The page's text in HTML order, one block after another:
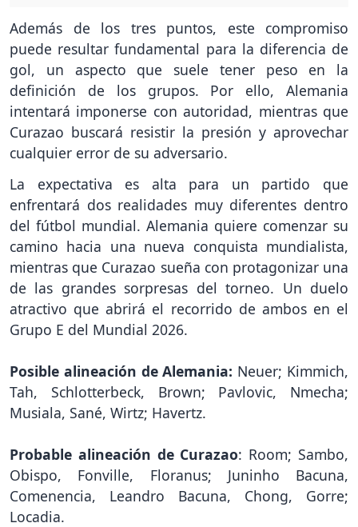
Además de los tres puntos, este compromiso
puede resultar fundamental para la diferencia de
gol, un aspecto que suele tener peso en la
definición de los grupos. Por ello, Alemania
intentará imponerse con autoridad, mientras que
Curazao buscará resistir la presión y aprovechar
cualquier error de su adversario.
La expectativa es alta para un partido que
enfrentará dos realidades muy diferentes dentro
del fútbol mundial. Alemania quiere comenzar su
camino hacia una nueva conquista mundialista,
mientras que Curazao sueña con protagonizar una
de las grandes sorpresas del torneo. Un duelo
atractivo que abrirá el recorrido de ambos en el
Grupo E del Mundial 2026.
Posible alineación de Alemania: Neuer; Kimmich,
Tah, Schlotterbeck, Brown; Pavlovic, Nmecha;
Musiala, Sané, Wirtz; Havertz.
Probable alineación de Curazao: Room; Sambo,
Obispo, Fonville, Floranus; Juninho Bacuna,
Comenencia, Leandro Bacuna, Chong, Gorre;
Locadia.